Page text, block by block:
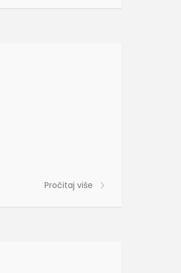
Pročitaj više